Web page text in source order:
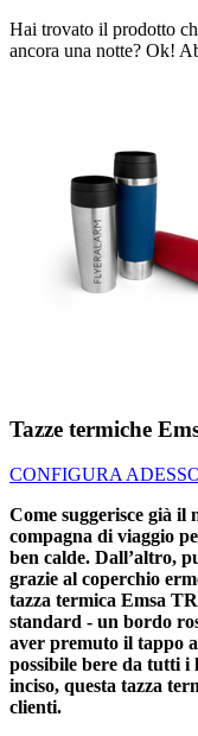
Hai trovato il prodotto
ancora una notte? Ok!
Tazze termiche
CONFIGURA
Come suggerisce già
compagna di viaggio
ben calde. Dall’altro,
grazie al coperchio
tazza termica Emsa
standard - un bordo
aver premuto il tappo
possibile bere da tutti i
inciso, questa tazza
clienti.